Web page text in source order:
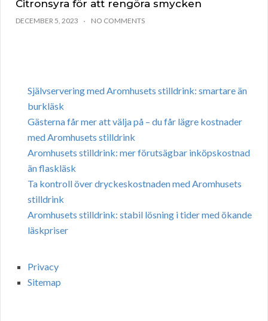
Citronsyra för att rengöra smycken
DECEMBER 5, 2023 NO COMMENTS
Självservering med Aromhusets stilldrink: smartare än
burkläsk
Gästerna får mer att välja på – du får lägre kostnader
med Aromhusets stilldrink
Aromhusets stilldrink: mer förutsägbar inköpskostnad
än flaskläsk
Ta kontroll över dryckeskostnaden med Aromhusets
stilldrink
Aromhusets stilldrink: stabil lösning i tider med ökande
läskpriser
Privacy
Sitemap